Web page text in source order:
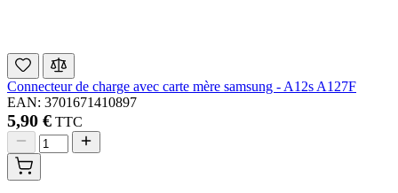
Connecteur de charge avec carte mère samsung - A12s A127F
EAN: 3701671410897
5,90 € TTC